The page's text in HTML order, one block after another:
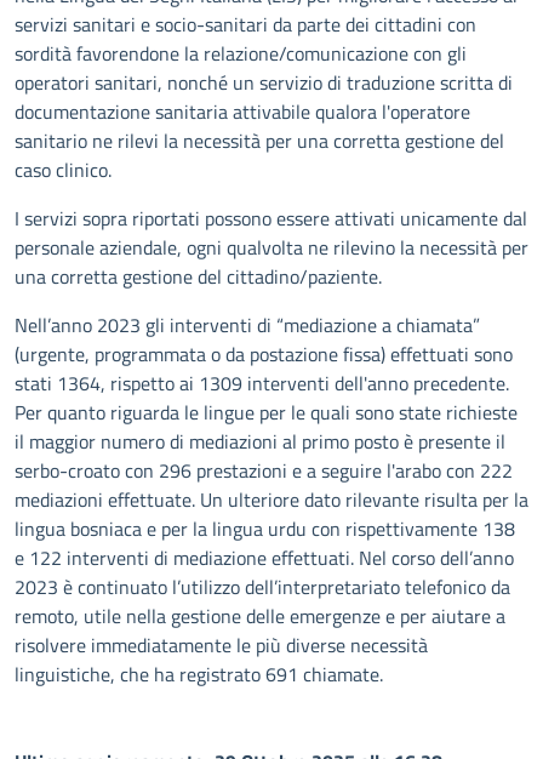
servizi sanitari e socio-sanitari da parte dei cittadini con
sordità favorendone la relazione/comunicazione con gli
operatori sanitari, nonché un servizio di traduzione scritta di
documentazione sanitaria attivabile qualora l'operatore
sanitario ne rilevi la necessità per una corretta gestione del
caso clinico.
I servizi sopra riportati possono essere attivati unicamente dal
personale aziendale, ogni qualvolta ne rilevino la necessità per
una corretta gestione del cittadino/paziente.
Nell’anno 2023 gli interventi di “mediazione a chiamata”
(urgente, programmata o da postazione fissa) effettuati sono
stati 1364, rispetto ai 1309 interventi dell'anno precedente.
Per quanto riguarda le lingue per le quali sono state richieste
il maggior numero di mediazioni al primo posto è presente il
serbo-croato con 296 prestazioni e a seguire l'arabo con 222
mediazioni effettuate. Un ulteriore dato rilevante risulta per la
lingua bosniaca e per la lingua urdu con rispettivamente 138
e 122 interventi di mediazione effettuati. Nel corso dell’anno
2023 è continuato l’utilizzo dell’interpretariato telefonico da
remoto, utile nella gestione delle emergenze e per aiutare a
risolvere immediatamente le più diverse necessità
linguistiche, che ha registrato 691 chiamate.